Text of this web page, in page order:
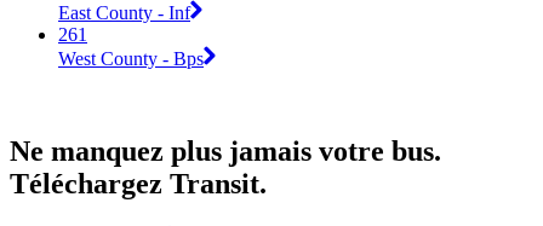
East County - Inf
261
West County - Bps
Ne manquez plus jamais votre bus.
Téléchargez Transit.